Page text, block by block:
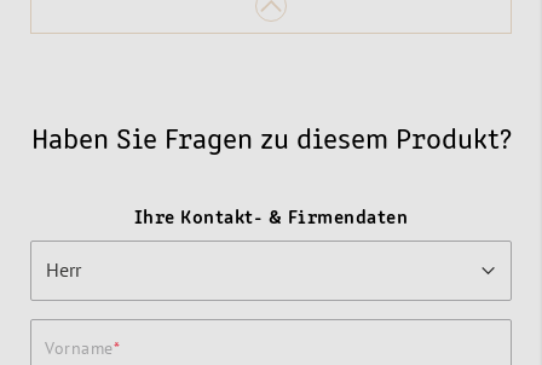
Haben Sie Fragen zu diesem Produkt?
Ihre Kontakt- & Firmendaten
Vorname